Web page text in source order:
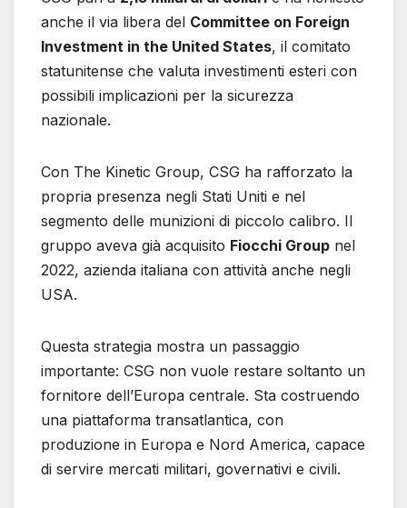
anche il via libera del Committee on Foreign
Investment in the United States, il comitato
statunitense che valuta investimenti esteri con
possibili implicazioni per la sicurezza
nazionale.
Con The Kinetic Group, CSG ha rafforzato la
propria presenza negli Stati Uniti e nel
segmento delle munizioni di piccolo calibro. Il
gruppo aveva già acquisito Fiocchi Group nel
2022, azienda italiana con attività anche negli
USA.
Questa strategia mostra un passaggio
importante: CSG non vuole restare soltanto un
fornitore dell’Europa centrale. Sta costruendo
una piattaforma transatlantica, con
produzione in Europa e Nord America, capace
di servire mercati militari, governativi e civili.